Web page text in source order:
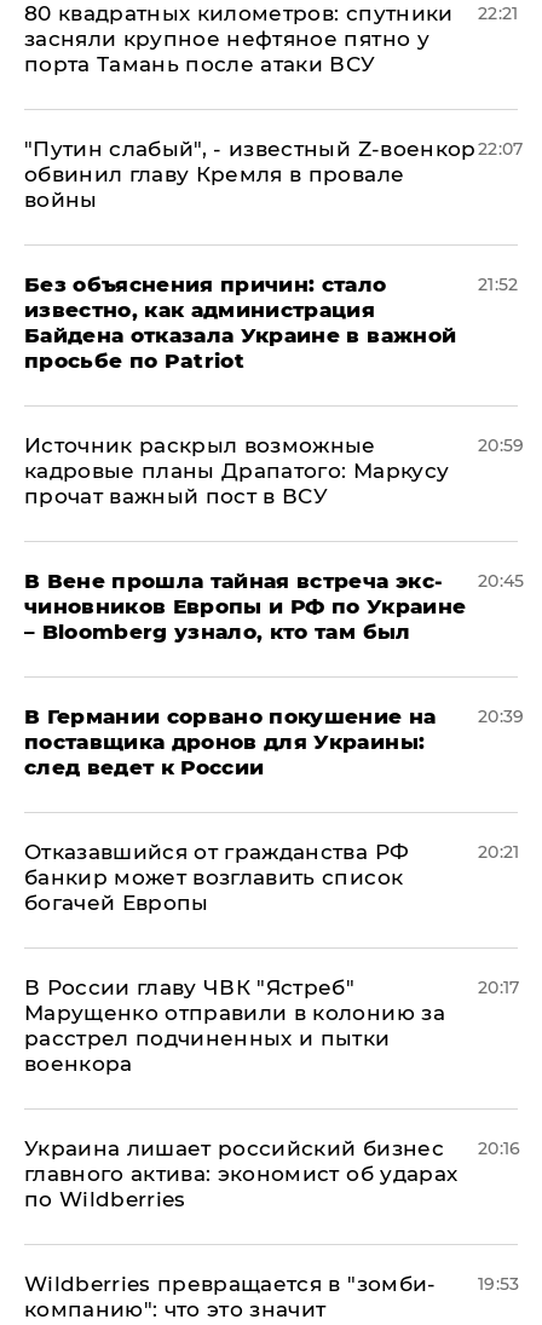
80 квадратных километров: спутники
засняли крупное нефтяное пятно у
порта Тамань после атаки ВСУ
22:21
​"Путин слабый", - известный Z-военкор
обвинил главу Кремля в провале
войны
22:07
Без объяснения причин: стало
известно, как администрация
Байдена отказала Украине в важной
просьбе по Patriot
21:52
​Источник раскрыл возможные
кадровые планы Драпатого: Маркусу
прочат важный пост в ВСУ
20:59
В Вене прошла тайная встреча экс-
чиновников Европы и РФ по Украине
– Bloomberg узнало, кто там был
20:45
​В Германии сорвано покушение на
поставщика дронов для Украины:
след ведет к России
20:39
Отказавшийся от гражданства РФ
банкир может возглавить список
богачей Европы
20:21
В России главу ЧВК "Ястреб"
Марущенко отправили в колонию за
расстрел подчиненных и пытки
военкора
20:17
​Украина лишает российский бизнес
главного актива: экономист об ударах
по Wildberries
20:16
Wildberries превращается в "зомби-
компанию": что это значит
19:53